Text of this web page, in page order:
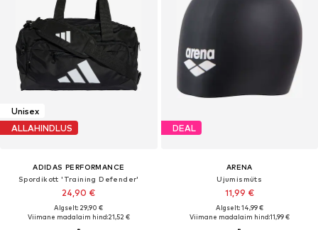
Unisex
ALLAHINDLUS
ADIDAS PERFORMANCE
Spordikott 'Training Defender'
24,90 €
Algselt: 29,90 €
Viimane madalaim hind:21,52 €
DEAL
ARENA
Ujumismüts
11,99 €
Algselt: 14,99 €
Viimane madalaim hind:11,99 €